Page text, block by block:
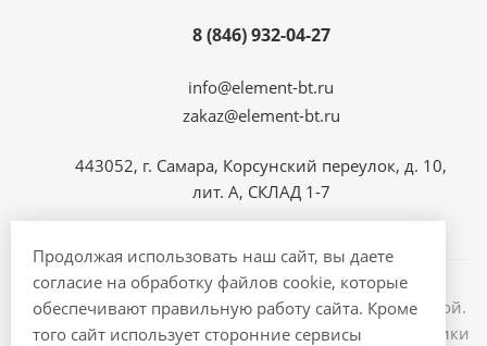
Продолжая использовать наш сайт, вы даете
согласие на обработку файлов cookie, которые
обеспечивают правильную работу сайта. Кроме
того сайт использует сторонние сервисы
8 (846) 932-04-27
info@element-bt.ru
zakaz@element-bt.ru
443052, г. Самара, Корсунский переулок, д. 10,
лит. А, СКЛАД 1-7
Информация на сайте не является публичной офертой.
2026 © ЭлементБТ - интернет магазин бытовой техники